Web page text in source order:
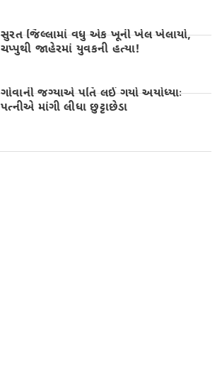
સુરત જિલ્લામાં વધુ એક ખૂની ખેલ ખેલાયો,
ચપ્પુથી જાહેરમાં યુવકની હત્યા!
ગોવાની જગ્યાએ પતિ લઈ ગયો અયોધ્યાઃ
પત્નીએ માંગી લીધા છુટ્ટાછેડા